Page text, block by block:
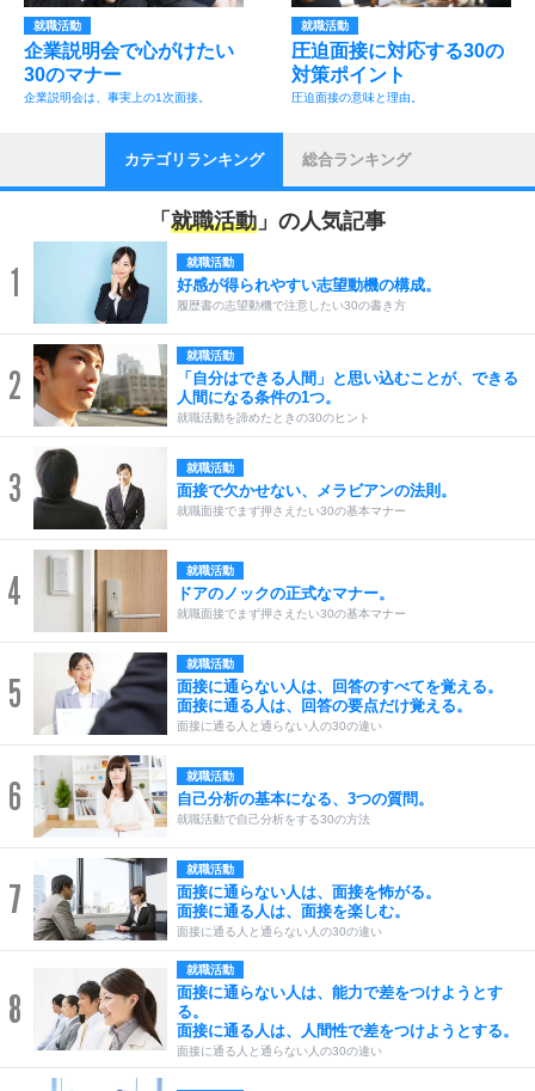
就職活動
企業説明会で心がけたい
30のマナー
企業説明会は、事実上の1次面接。
就職活動
圧迫面接に対応する30の
対策ポイント
圧迫面接の意味と理由。
カテゴリランキング 総合ランキング
「 就職活動 」の人気記事
1 就職活動
好感が得られやすい志望動機の構成。
履歴書の志望動機で注意したい30の書き方
2
就職活動
「自分はできる人間」と思い込むことが、できる
人間になる条件の1つ。
就職活動を諦めたときの30のヒント
3 就職活動
面接で欠かせない、メラビアンの法則。
就職面接でまず押さえたい30の基本マナー
4 就職活動
ドアのノックの正式なマナー。
就職面接でまず押さえたい30の基本マナー
5
就職活動
面接に通らない人は、回答のすべてを覚える。
面接に通る人は、回答の要点だけ覚える。
面接に通る人と通らない人の30の違い
6 就職活動
自己分析の基本になる、3つの質問。
就職活動で自己分析をする30の方法
7
就職活動
面接に通らない人は、面接を怖がる。
面接に通る人は、面接を楽しむ。
面接に通る人と通らない人の30の違い
8
就職活動
面接に通らない人は、能力で差をつけようとす
る。
面接に通る人は、人間性で差をつけようとする。
面接に通る人と通らない人の30の違い